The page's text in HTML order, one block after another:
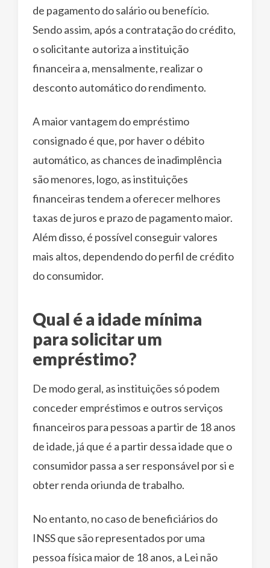
de pagamento do salário ou benefício.
Sendo assim, após a contratação do crédito,
o solicitante autoriza a instituição
financeira a, mensalmente, realizar o
desconto automático do rendimento.
A maior vantagem do empréstimo
consignado é que, por haver o débito
automático, as chances de inadimplência
são menores, logo, as instituições
financeiras tendem a oferecer melhores
taxas de juros e prazo de pagamento maior.
Além disso, é possível conseguir valores
mais altos, dependendo do perfil de crédito
do consumidor.
Qual é a idade mínima
para solicitar um
empréstimo?
De modo geral, as instituições só podem
conceder empréstimos e outros serviços
financeiros para pessoas a partir de 18 anos
de idade, já que é a partir dessa idade que o
consumidor passa a ser responsável por si e
obter renda oriunda de trabalho.
No entanto, no caso de beneficiários do
INSS que são representados por uma
pessoa física maior de 18 anos, a Lei não